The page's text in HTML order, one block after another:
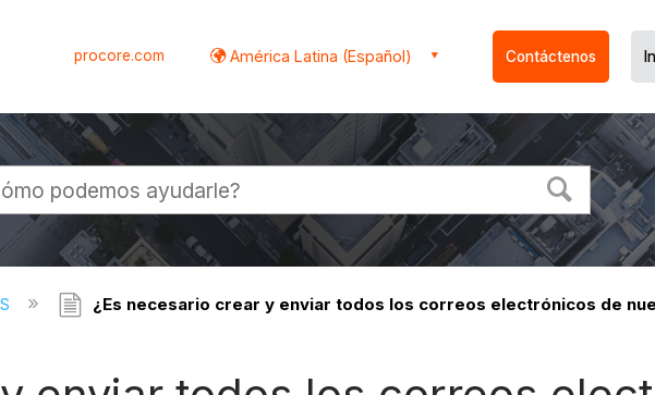
procore.com América Latina (Español) Contáctenos
¿Es necesario crear y enviar todos los correos electrónicos de